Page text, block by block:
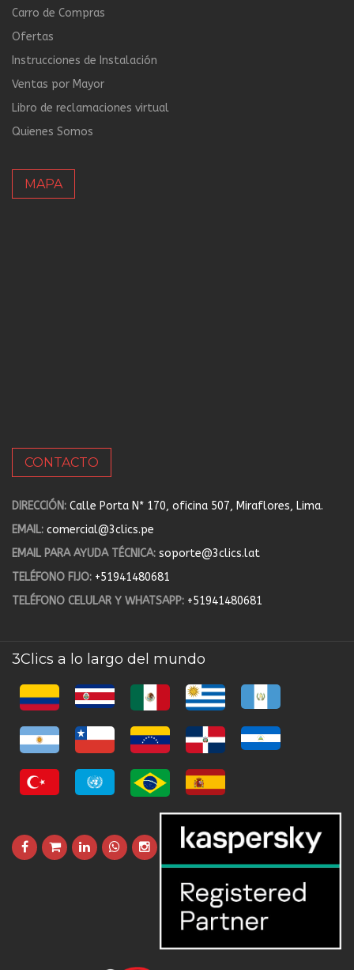
Carro de Compras
Ofertas
Instrucciones de Instalación
Ventas por Mayor
Libro de reclamaciones virtual
Quienes Somos
MAPA
CONTACTO
DIRECCIÓN: Calle Porta N* 170, oficina 507, Miraflores, Lima.
EMAIL: comercial@3clics.pe
EMAIL PARA AYUDA TÉCNICA: soporte@3clics.lat
TELÉFONO FIJO: +51941480681
TELÉFONO CELULAR Y WHATSAPP: +51941480681
3Clics a lo largo del mundo